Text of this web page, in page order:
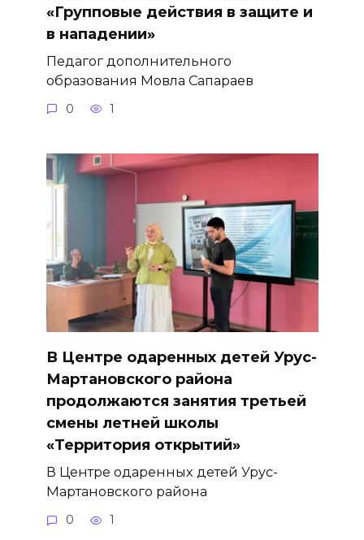
«Групповые действия в защите и
в нападении»
Педагог дополнительного
образования Мовла Сапараев
0 1
В Центре одаренных детей Урус-
Мартановского района
продолжаются занятия третьей
смены летней школы
«Территория открытий»
В Центре одаренных детей Урус-
Мартановского района
0 1